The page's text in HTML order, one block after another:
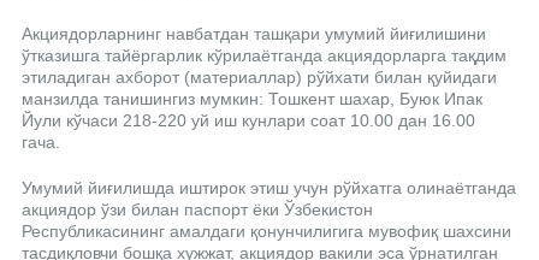
Акциядорларнинг навбатдан ташқари умумий йиғилишини
ўтказишга тайёргарлик кўрилаётганда акциядорларга тақдим
этиладиган ахборот (материаллар) рўйхати билан қуйидаги
манзилда танишингиз мумкин: Тошкент шахар, Буюк Ипак
Йули кўчаси 218-220 уй иш кунлари соат 10.00 дан 16.00
гача.
Умумий йиғилишда иштирок этиш учун рўйхатга олинаётганда
акциядор ўзи билан паспорт ёки Ўзбекистон
Республикасининг амалдаги қонунчилигига мувофиқ шахсини
тасдиқловчи бошқа хужжат, акциядор вакили эса ўрнатилган